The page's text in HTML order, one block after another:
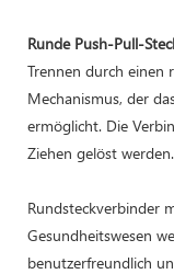
Runde Push-Pull-
Trennen durch einen
Mechanismus, der
ermöglicht. Die
Ziehen gelöst werden.
Rundsteckverbinder
Gesundheitswesen
benutzerfreundlich